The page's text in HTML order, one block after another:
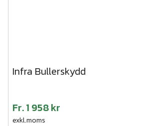
Infra Bullerskydd
Fr.1 958 kr
exkl.moms